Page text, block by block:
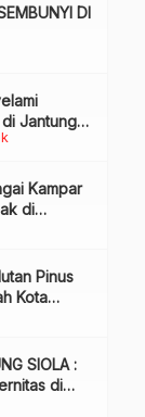
DI
Jantung
Kampar
di
Review
Pinus
Kota
SIOLA :
di
& Info